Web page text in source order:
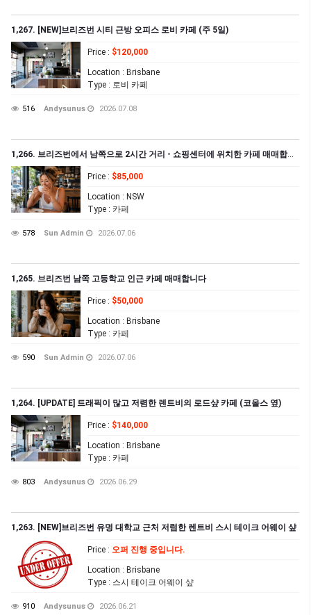
1,267. [NEW]브리즈번 시티 근방 오피스 로비 카페 (주 5일)
Price : $120,000
Location : Brisbane
Type : 로비 카페
516 Andysunus 2026.07.08
1,266. 브리즈번에서 남쪽으로 2시간 거리 - 쇼핑센터에 위치한 카페 매매합니다
Price : $85,000
Location : NSW
Type : 카페
578 Sun Admin 2026.07.06
1,265. 브리즈번 남쪽 고등학교 인근 카페 매매합니다
Price : $50,000
Location : Brisbane
Type : 카페
590 Sun Admin 2026.07.06
1,264. [UPDATE] 트래픽이 많고 저렴한 렌트비의 로드샾 카페 (코올스 옆)
Price : $140,000
Location : Brisbane
Type : 카페
803 Andysunus 2026.06.29
1,263. [NEW]브리즈번 유명 대학교 근처 저렴한 렌트비 스시 테이크 어웨이 샾
Price : 오퍼 진행 중입니다.
Location : Brisbane
Type : 스시 테이크 어웨이 샾
910 Andysunus 2026.06.21